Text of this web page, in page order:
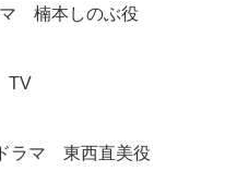
楠本しのぶ役
マ 東西直美役